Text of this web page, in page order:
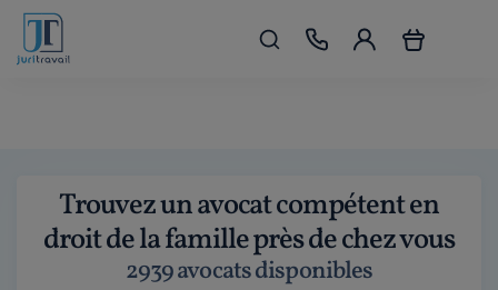
Trouvez un avocat compétent en
droit de la famille près de chez vous
2939 avocats disponibles